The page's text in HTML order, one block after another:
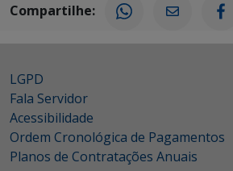
Compartilhe:
LGPD
Fala Servidor
Acessibilidade
Ordem Cronológica de Pagamentos
Planos de Contratações Anuais